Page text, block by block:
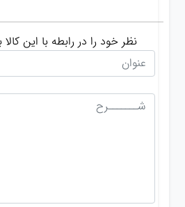
نظر خود را در رابطه با این